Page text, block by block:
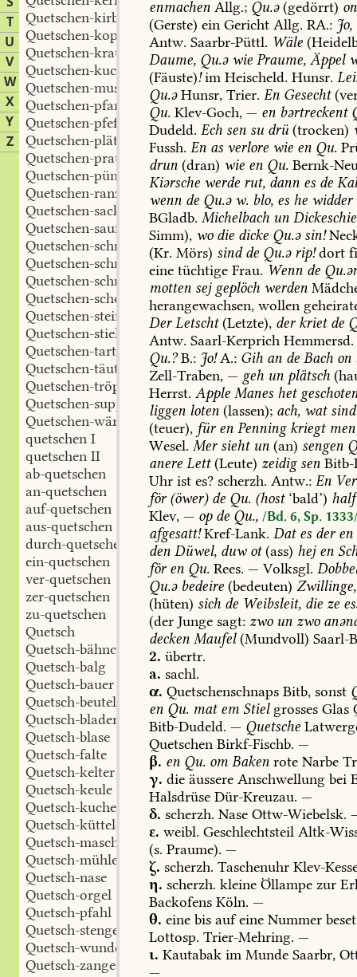
T
U
V
W
X
Y
Z
Quetschen-kirb
Quetschen-kopf
Quetschen-kraut
Quetschen-kuchen
Quetschen-mus
Quetschen-pfannenkuchen
Quetschen-pfeffer
Quetschen-plätzchen
Quetschen-praume
Quetschen-püngel
Quetschen-ranzen
Quetschen-sack
Quetschen-saufe
Quetschen-schmier
Quetschen-schmures
Quetschen-schnaps
Quetschen-schote
Quetschen-stein
Quetschen-stiel
Quetschen-tarte
Quetschen-täute
Quetschen-tröpfchen
Quetschen-suppe
Quetschen-wärmde
quetschen I
quetschen II
ab-quetschen
an-quetschen
auf-quetschen
aus-quetschen
durch-quetschen
ein-quetschen
ver-quetschen
zer-quetschen
zu-quetschen
Quetsch
Quetsch-bähnchen
Quetsch-balg
Quetsch-bauer
Quetsch-beutel
Quetsch-blader
Quetsch-blase
Quetsch-falte
Quetsch-kelter
Quetsch-keule
Quetsch-kuchen
Quetsch-küttelerei
Quetsch-maschine
Quetsch-mühle
Quetsch-nase
Quetsch-orgel
Quetsch-pfahl
Quetsch-stengel
Quetsch-wunde
Quetsch-zange
enmachen Allg.; Qu.ə(gedörrt) on
(Gerste) ein Gericht Allg. RA.: Jo,
Antw. Saarbr-Püttl. Wäle
Daume, Qu.əwie Praume, Äppel
(Fäuste)!im Heischeld. Hunsr.
Qu.əHunsr, Trier. En Gesecht
Qu. Klev-Goch, — en bərtreckent
Dudeld. Ech sen su drü (trocken)
Fussh. En as verlore wie en Qu.
drun (dran) wie en Qu. Bernk-
Kiərsche werde rut, dann es de
wenn de Qu.əw. blo, es he widder
BGladb. Michelbach un
Simm), wodie dicke Qu.əsin!
(Kr. Mörs) sindde Qu.ərip!dort
eine tüchtige Frau. Wenn de
motten sejgeplöch werden
herangewachsen, wollen
DerLetscht(Letzte), derkrietde
Antw. Saarl-Kerprich Hemmersd.
Qu.?B.: Jo!A.: Gih an de Bach on
Zell-Traben, — geh un plätsch
Herrst. Apple Manes het
liggen loten (lassen); ach, watsind
(teuer), füren Penningkriegtmen
Wesel. Mersiehtun (an) sengen
anere Lett(Leute) zeidigsen
Uhr ist es? scherzh. Antw.: En
för(öwer)de Qu. (host‘bald’) half
Klev, — opde Qu., /Bd. 6, Sp.
afgesatt! Kref-Lank. Dates deren
den Düwel, duwot(ass) hejen
fören Qu. Rees. — Volksgl.
Qu.əbedeire (bedeuten) Zwillinge,
(hüten) sich de Weibsleit, die ze
(der Junge sagt: zwoun zwo
decken Maufel(Mundvoll) Saarl-
2. übertr.
a. sachl.
α. Quetschenschnaps Bitb, sonst
en Qu. matem Stielgrosses Glas
Bitb-Dudeld. — Quetsche
Quetschen Birkf-Fischb. —
β. en Qu. om Baken rote Narbe
γ. die äussere Anschwellung bei
Halsdrüse Dür-Kreuzau. —
δ. scherzh. Nase Ottw-Wiebelsk.
ε. weibl. Geschlechtsteil Altk-
(s. Praume). —
ζ. scherzh. Taschenuhr Klev-
η. scherzh. kleine Öllampe zur
Backofens Köln. —
θ. eine bis aufeine Nummer
Lottosp. Trier-Mehring. —
ι. Kautabak im Munde Saarbr,
—